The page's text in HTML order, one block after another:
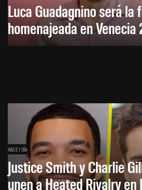
Luca Guadagnino será la
homenajeada en
HACE 1 DÍA
Justice Smith y Charlie
unen a Heated Rivalry